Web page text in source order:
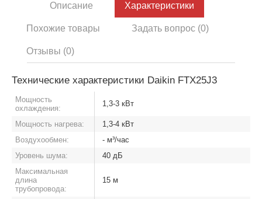
Описание Характеристики
Похожие товары Задать вопрос (0)
Отзывы (0)
Технические характеристики Daikin FTX25J3
Мощность
охлаждения:
1,3-3 кВт
Мощность нагрева:
1,3-4 кВт
Воздухообмен:
- м³/час
Уровень шума:
40 дБ
Максимальная
длина
трубопровода:
15 м